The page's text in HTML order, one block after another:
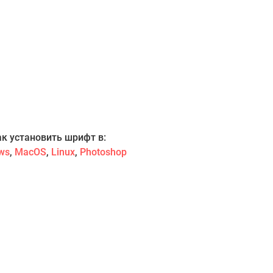
установить шрифт в:
, MacOS, Linux, Photoshop